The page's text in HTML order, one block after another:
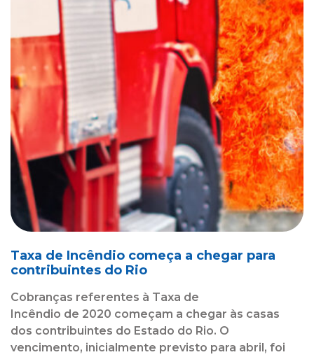
Taxa de Incêndio começa a chegar para
contribuintes do Rio
Cobranças referentes à Taxa de
Incêndio de 2020 começam a chegar às casas
dos contribuintes do Estado do Rio. O
vencimento, inicialmente previsto para abril, foi